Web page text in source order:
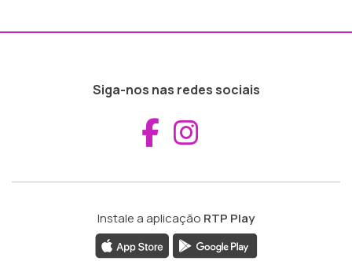
Siga-nos nas redes sociais
Aceder ao
Instale a aplicação RTP Play